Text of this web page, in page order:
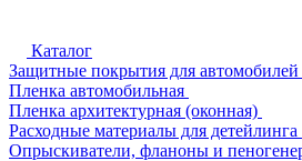
Каталог
Защитные покрытия для автомобилей
Пленка автомобильная
Пленка архитектурная (оконная)
Расходные материалы для детейлинга
Опрыскиватели, фланоны и